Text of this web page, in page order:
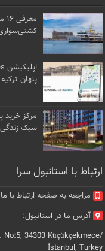
پنهان ترکیه
مرکز خرید
سبک زندگی
ارتباط با استانبول سرا
مراجعه به صفحه ارتباط با ما
آدرس ما در استانبول:
No:5, 34303 Küçükçekmece/
İstanbul, Turkey